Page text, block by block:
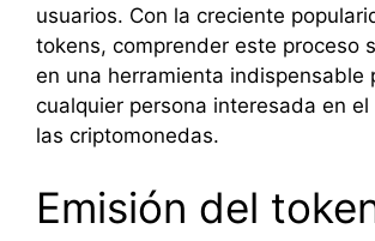
usuarios. Con la creciente
tokens, comprender este proceso
en una herramienta indispensable
cualquier persona interesada en
las criptomonedas.
Emisión del